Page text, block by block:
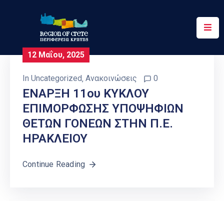
Περιφέρεια
Έργα
Δράσεις
Ψηφιακές
Επικοινωνία
12 Μαΐου, 2025
In Uncategorized‚ Ανακοινώσεις 0
ΕΝΑΡΞΗ 11ου ΚΥΚΛΟΥ
ΕΠΙΜΟΡΦΩΣΗΣ ΥΠΟΨΗΦΙΩΝ
ΘΕΤΩΝ ΓΟΝΕΩΝ ΣΤΗΝ Π.Ε.
ΗΡΑΚΛΕΙΟΥ
Continue Reading